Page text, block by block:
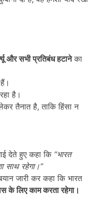
और सभी प्रतिबंध हटानेका
है।
तैनात है, ताकि हिंसा न
देते हुए कहा कि “भारत
साथ रहेगा।”
जारी कर कहा कि भारत
के लिए काम करता रहेगा।